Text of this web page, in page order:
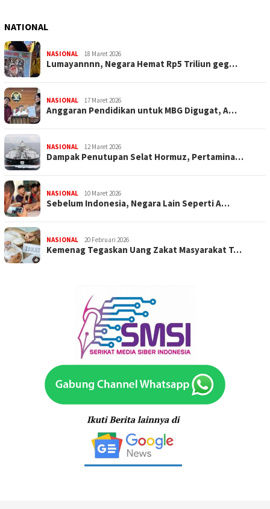
NATIONAL
NASIONAL 18 Maret 2026
Lumayannnn, Negara Hemat Rp5 Triliun geg…
NASIONAL 17 Maret 2026
Anggaran Pendidikan untuk MBG Digugat, A…
NASIONAL 12 Maret 2026
Dampak Penutupan Selat Hormuz, Pertamina…
NASIONAL 10 Maret 2026
Sebelum Indonesia, Negara Lain Seperti A…
NASIONAL 20 Februari 2026
Kemenag Tegaskan Uang Zakat Masyarakat T…